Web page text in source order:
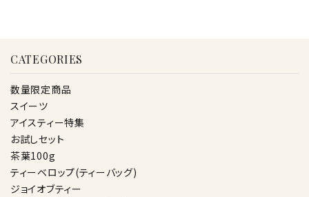
CATEGORIES
数量限定商品
スイーツ
アイスティー特集
お試しセット
茶葉100g
ティーベロップ(ティーバッグ)
ジョイオブティー